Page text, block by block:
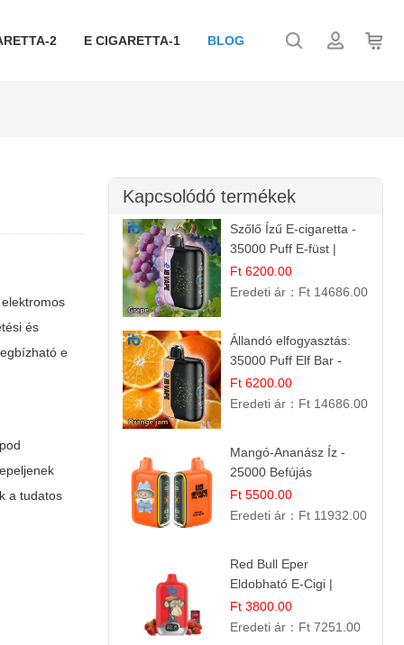
2 E CIGARETTA-1 BLOG
és
e
a tudatos
Kapcsolódó termékek
Szőlő Ízű E-cigaretta -
35000 Puff E-füst |
Intenzív
Gyümölcsélmény!
Ft 6200.00
Eredeti ár： Ft 14686.00
Állandó elfogyasztás:
35000 Puff Elf Bar -
Narancslekvár íz
Ft 6200.00
Eredeti ár： Ft 14686.00
Mangó-Ananász Íz -
25000 Befújás
Eldobható E-ciga |
Trópusi Gyümölcs
Ft 5500.00
Eredeti ár： Ft 11932.00
Red Bull Eper
Eldobható E-Cigi |
Energiaital Íz | Készülék
Használat
Ft 3800.00
Eredeti ár： Ft 7251.00